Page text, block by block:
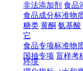
非法添加剂 食品
食品成分标准物
糖类 黄酮 氨基酸
它
食品专项标准物
国抽专项 盲样考
环境